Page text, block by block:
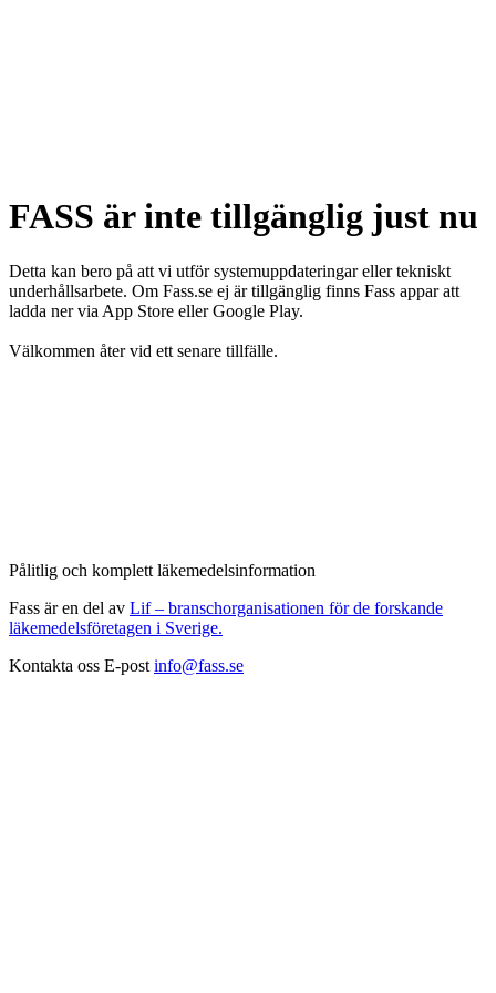
FASS är inte tillgänglig just nu
Detta kan bero på att vi utför systemuppdateringar eller tekniskt
underhållsarbete. Om Fass.se ej är tillgänglig finns Fass appar att
ladda ner via App Store eller Google Play.
Välkommen åter vid ett senare tillfälle.
Pålitlig och komplett läkemedelsinformation
Fass är en del av Lif – branschorganisationen för de forskande
läkemedelsföretagen i Sverige.
Kontakta oss E-post info@fass.se